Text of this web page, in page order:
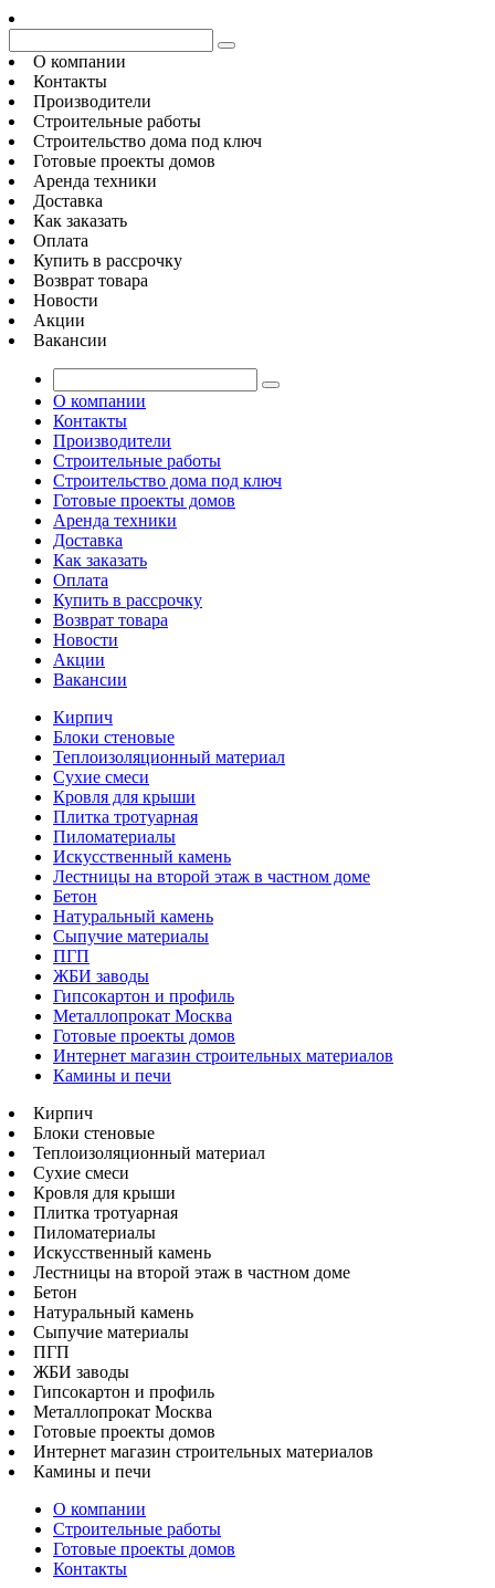
О компании
Контакты
Производители
Строительные работы
Строительство дома под ключ
Готовые проекты домов
Аренда техники
Доставка
Как заказать
Оплата
Купить в рассрочку
Возврат товара
Новости
Акции
Вакансии
О компании
Контакты
Производители
Строительные работы
Строительство дома под ключ
Готовые проекты домов
Аренда техники
Доставка
Как заказать
Оплата
Купить в рассрочку
Возврат товара
Новости
Акции
Вакансии
Кирпич
Блоки стеновые
Теплоизоляционный материал
Сухие смеси
Кровля для крыши
Плитка тротуарная
Пиломатериалы
Искусственный камень
Лестницы на второй этаж в частном доме
Бетон
Натуральный камень
Сыпучие материалы
ПГП
ЖБИ заводы
Гипсокартон и профиль
Металлопрокат Москва
Готовые проекты домов
Интернет магазин строительных материалов
Камины и печи
Кирпич
Блоки стеновые
Теплоизоляционный материал
Сухие смеси
Кровля для крыши
Плитка тротуарная
Пиломатериалы
Искусственный камень
Лестницы на второй этаж в частном доме
Бетон
Натуральный камень
Сыпучие материалы
ПГП
ЖБИ заводы
Гипсокартон и профиль
Металлопрокат Москва
Готовые проекты домов
Интернет магазин строительных материалов
Камины и печи
О компании
Строительные работы
Готовые проекты домов
Контакты